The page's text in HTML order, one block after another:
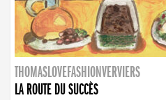
THOMASLOVEFASHIONVERVIERS
LA ROUTE DU SUCCÈS